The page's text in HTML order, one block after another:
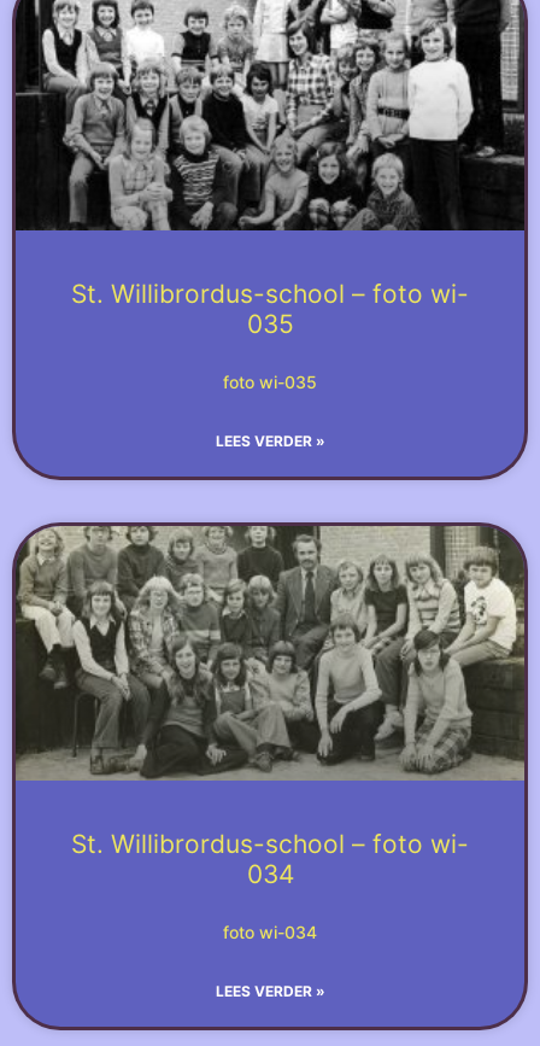
St. Willibrordus-school – foto wi-
035
foto wi-035
LEES VERDER »
St. Willibrordus-school – foto wi-
034
foto wi-034
LEES VERDER »